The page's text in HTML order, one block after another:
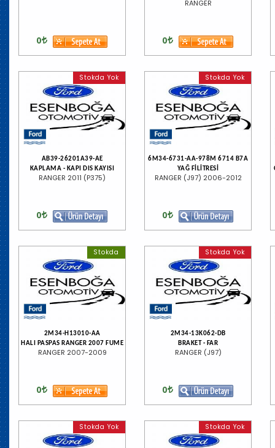
0
RANGER
0
Stokda Yok
AB39-26201A39-AE
KAPLAMA - KAPI DIS KAYISI
RANGER 2011 (P375)
0
Stokda Yok
6M34-6731-AA-978M 6714 B7A
YAĞ FİLİTRESİ
RANGER (J97) 2006-2012
0
Stokda
2M34-H13010-AA
HALI PASPAS RANGER 2007 FUME
RANGER 2007-2009
0
Stokda Yok
2M34-13K062-DB
BRAKET - FAR
RANGER (J97)
0
Stokda Yok Stokda Yok